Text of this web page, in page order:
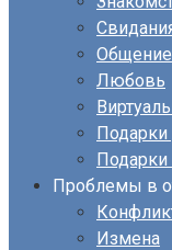
Общение
Любовь
Проблемы в
Измена